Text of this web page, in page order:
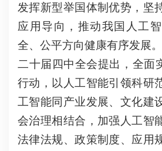
发挥新型举国体制优势，坚
应用导向，推动我国人工
全、公平方向健康有序发展
二十届四中全会提出，全面
行动，以人工智能引领科研
工智能同产业发展、文化建
会治理相结合，加强人工智
法律法规、政策制度、应用